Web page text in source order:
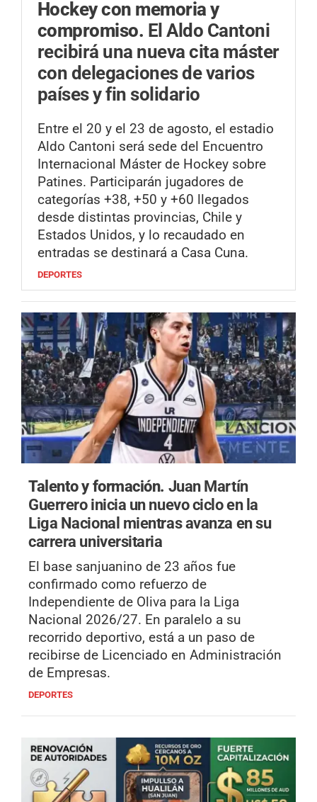
Hockey con memoria y
compromiso. El Aldo Cantoni
recibirá una nueva cita máster
con delegaciones de varios
países y fin solidario
Entre el 20 y el 23 de agosto, el estadio
Aldo Cantoni será sede del Encuentro
Internacional Máster de Hockey sobre
Patines. Participarán jugadores de
categorías +38, +50 y +60 llegados
desde distintas provincias, Chile y
Estados Unidos, y lo recaudado en
entradas se destinará a Casa Cuna.
DEPORTES
Talento y formación. Juan Martín
Guerrero inicia un nuevo ciclo en la
Liga Nacional mientras avanza en su
carrera universitaria
El base sanjuanino de 23 años fue
confirmado como refuerzo de
Independiente de Oliva para la Liga
Nacional 2026/27. En paralelo a su
recorrido deportivo, está a un paso de
recibirse de Licenciado en Administración
de Empresas.
DEPORTES